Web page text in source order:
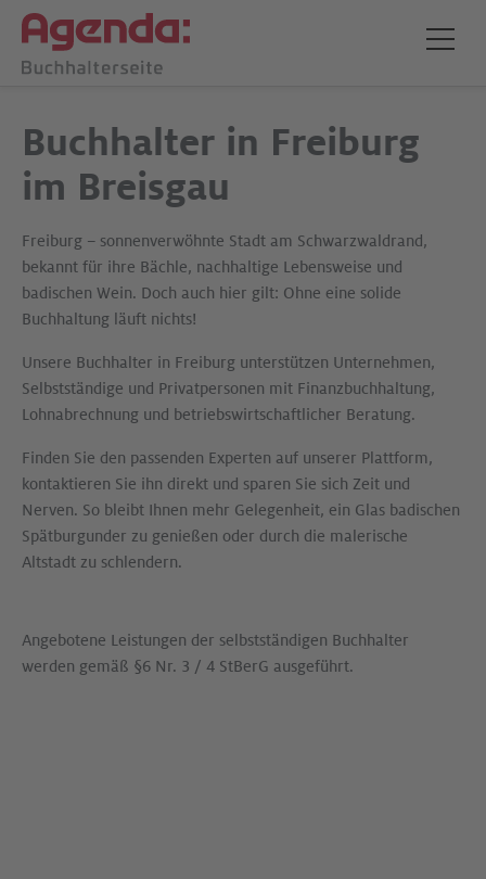
Buchhalter in Freiburg
im Breisgau
Freiburg – sonnenverwöhnte Stadt am Schwarzwaldrand,
bekannt für ihre Bächle, nachhaltige Lebensweise und
badischen Wein. Doch auch hier gilt: Ohne eine solide
Buchhaltung läuft nichts!
Unsere Buchhalter in Freiburg unterstützen Unternehmen,
Selbstständige und Privatpersonen mit Finanzbuchhaltung,
Lohnabrechnung und betriebswirtschaftlicher Beratung.
Finden Sie den passenden Experten auf unserer Plattform,
kontaktieren Sie ihn direkt und sparen Sie sich Zeit und
Nerven. So bleibt Ihnen mehr Gelegenheit, ein Glas badischen
Spätburgunder zu genießen oder durch die malerische
Altstadt zu schlendern.
Angebotene Leistungen der selbstständigen Buchhalter
werden gemäß §6 Nr. 3 / 4 StBerG ausgeführt.